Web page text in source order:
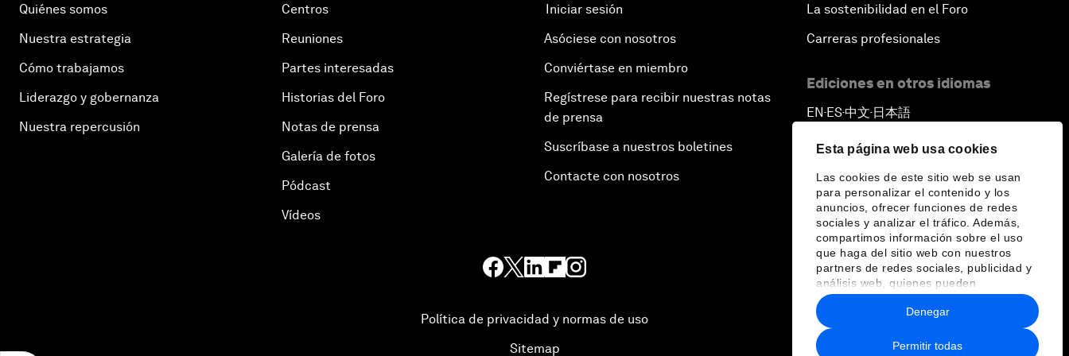
Esta página web usa cookies
Las cookies de este sitio web se usan
para personalizar el contenido y los
anuncios, ofrecer funciones de redes
sociales y analizar el tráfico. Además,
compartimos información sobre el uso
que haga del sitio web con nuestros
partners de redes sociales, publicidad y
análisis web, quienes pueden
combinarla con otra información que les
haya proporcionado o que hayan
recopilado a partir del uso que haya
hecho de sus servicios.
Permitir todas
Denegar
Quiénes somos
Nuestra estrategia
Cómo trabajamos
Liderazgo y gobernanza
Nuestra repercusión
Centros
Reuniones
Partes interesadas
Historias del Foro
Notas de prensa
Galería de fotos
Pódcast
Vídeos
Iniciar sesión
Asóciese con nosotros
Conviértase en miembro
Regístrese para recibir nuestras notas
de prensa
Suscríbase a nuestros boletines
Contacte con nosotros
La sostenibilidad en el Foro
Carreras profesionales
Ediciones en otros idiomas
EN ▪ ES▪中文▪ 日本語
Política de privacidad y normas de uso
Sitemap